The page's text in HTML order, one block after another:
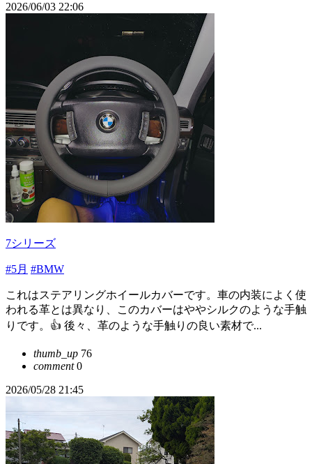
2026/06/03 22:06
7シリーズ
#5月 #BMW
これはステアリングホイールカバーです。車の内装によく使
われる革とは異なり、このカバーはややシルクのような手触
りです。👍 後々、革のような手触りの良い素材で...
thumb_up 76
comment0
2026/05/28 21:45